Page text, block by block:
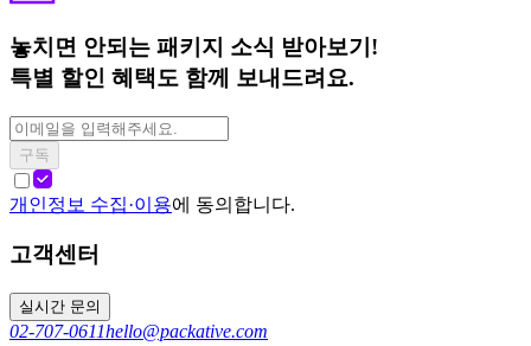
놓치면 안되는 패키지 소식 받아보기!
특별 할인 혜택도 함께 보내드려요.
구독
개인정보 수집·이용에 동의합니다.
고객센터
실시간 문의
02-707-0611hello@packative.com